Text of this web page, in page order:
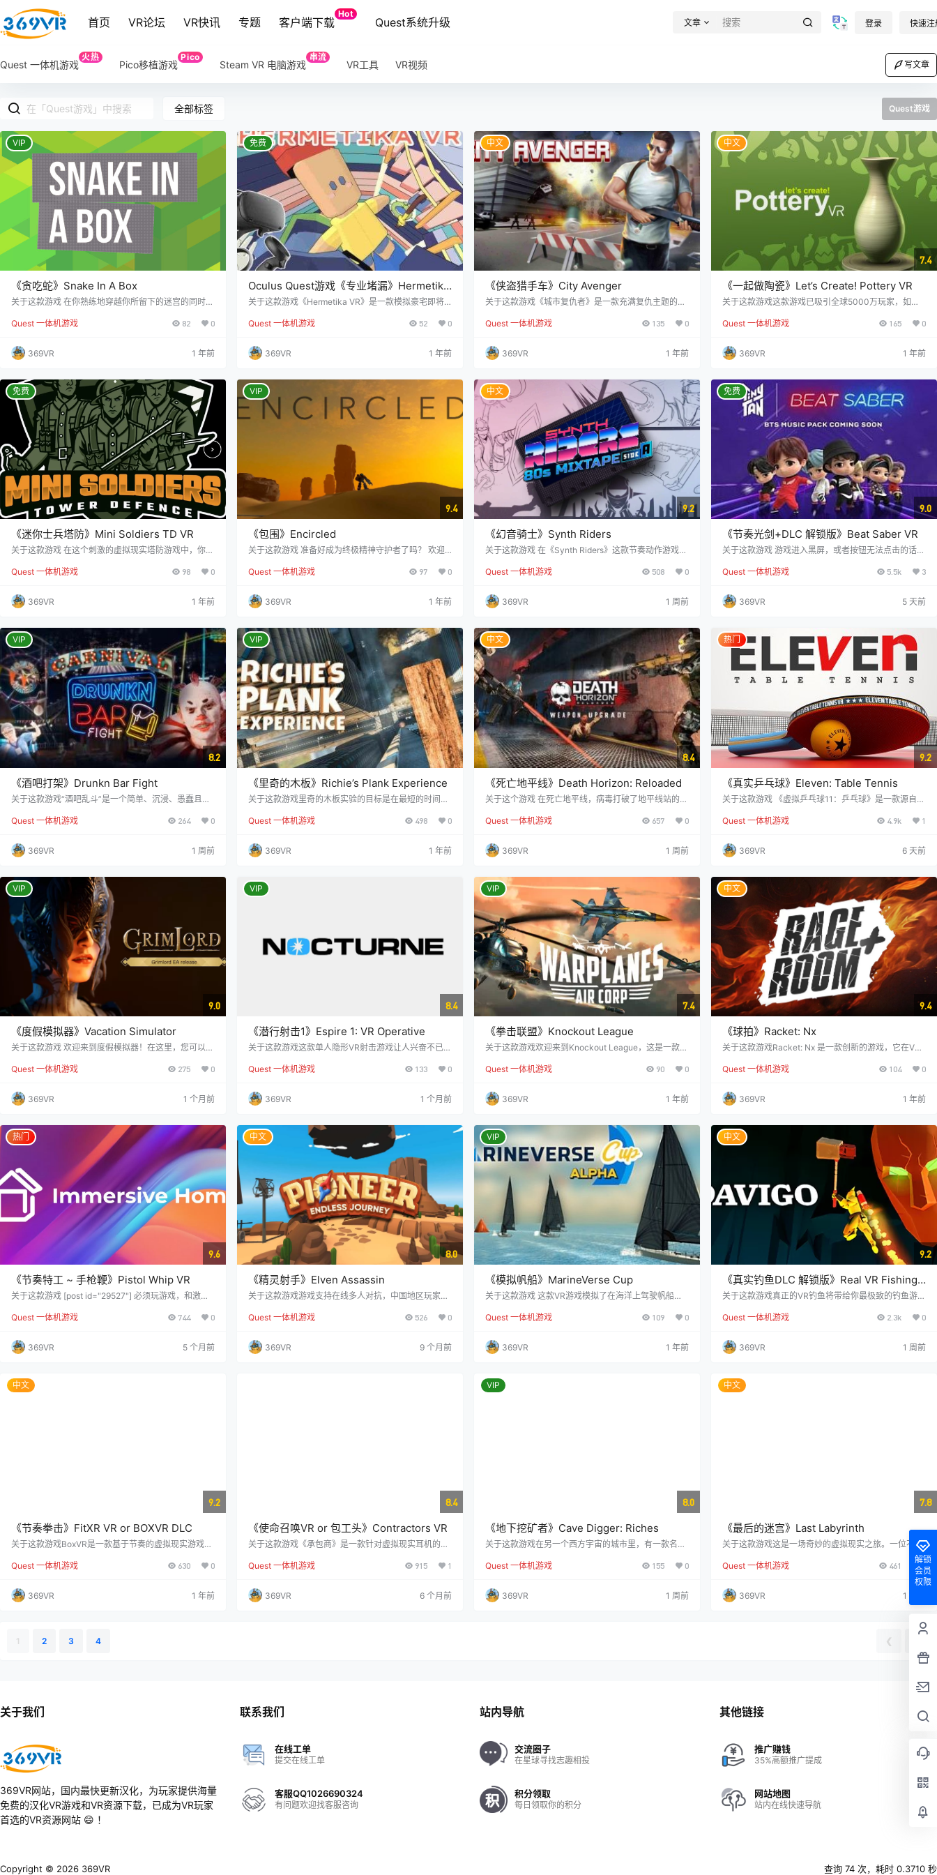
首页 VR论坛 VR快讯 专题 客户端下载
Hot
Quest系统升级 文章 登录 快速注
Quest 一体机游戏
火热
Pico移植游戏
Pico
Steam VR 电脑游戏
串流
VR工具 VR视频 写文章
全部标签 Quest游戏
VIP
《贪吃蛇》Snake In A Box
关于这款游戏 在你熟练地穿越你所留下的迷宫的同时，
转动耳机，即可探索盒子的每一个角落。同时，利用双
旋转椅上转动，或在膝盖友好的垫子上舒展四肢，享受
更舒适的体验。 这些基础的计算交互，早期的视频游戏
新审视这些经典、简洁的系统，从中发现更多类似有趣
且有用的…
Quest 一体机游戏 82 0
369VR 1 年前
免费
Oculus Quest游戏《专业堵漏》Hermetika
VR
关于这款游戏《Hermetika VR》是一款模拟豪宅即将
户，防止海水渗入。游戏充满紧张感，类似于俄罗斯方
涨…… 你需要迅速关闭所有漏水的门窗，来减缓水位的
上升，掌握各种不同的机制。随着时间的推移，每关闭
溺水的困境，抓住绳子，成功到达大楼的上层……
Quest 一体机游戏 52 0
369VR 1 年前
中文
《侠盗猎手车》City Avenger
关于这款游戏《城市复仇者》是一款充满复仇主题的VR
仇。经过十年的艰苦训练，您强势回归，策划摧毁这个
配合手柄控制角色，与黑帮和其他罪犯展开激烈战斗。
您将使用各种强力武器，包括步枪、机关枪、火箭发射
机等。游戏还支持子弹时间功能，让您在战斗中瞬间击
倒大量敌人，…
Quest 一体机游戏 135 0
369VR 1 年前
中文
7.4
《一起做陶瓷》Let’s Create! Pottery VR
关于这款游戏这款游戏已吸引全球5000万玩家，如今
名真正的陶艺师，在真实的陶艺工作室中放松心情，聆
个环节。首先选择粘土的颜色，然后在陶轮上手工塑
形。接下来，您可以发挥工匠的灵感，添加各种装饰元
颜色，或直接使用合适的预设。 您既可以参考经典艺术
杰作，也能运…
Quest 一体机游戏 165 0
369VR 1 年前
免费
《迷你士兵塔防》Mini Soldiers TD VR
关于这款游戏 在这个刺激的虚拟现实塔防游戏中，你扮
入侵的敌人。 运用你的战略技能，在敌人的路径上建造
攻击和防守。
Quest 一体机游戏 98 0
369VR 1 年前
VIP
9.4
《包围》Encircled
关于这款游戏 准备好成为终极精神守护者了吗？ 欢迎
策略和幽默氛围，为您带来环绕战略深度、无限重播性
顶尖的塔防游戏与虚拟现实技术相结合。在地图的任何
位置自由放置塔，利用不同元素类型的优势和劣势来击
局势——没错！通过引导强大的光束来摧毁敌人，改变
战局的走向。…
Quest 一体机游戏 97 0
369VR 1 年前
中文
9.2
《幻音骑士》Synth Riders
关于这款游戏 在《Synth Riders》这款节奏动作游戏
跃的多人游戏社区，让乐趣加倍！ 现在推出节日免费歌
定制曲目支持 探索音乐DLC，包含The Offspring、Mu
se和Caravan Palace等乐队的作品 支持最多10人跨平
健身手表…
Quest 一体机游戏 508 0
369VR 1 周前
免费
9.0
《节奏光剑+DLC 解锁版》Beat Saber VR
关于这款游戏 游戏进入黑屏，或者按钮无法点击的话，
节奏体验！在这个未来世界中，享受大量手工制作的关
你的军刀切割节奏，每个节奏都指示你应该使用哪把
剑，以及你应该匹配的方向。挥舞着剑，你就成为了跳
戏中。 …
Quest 一体机游戏 5.5k 3
369VR 5 天前
VIP
8.2
《酒吧打架》Drunkn Bar Fight
关于这款游戏“酒吧乱斗”是一个简单、沉浸、愚蠢且嘈
流扔瓶子、飞镖、椅子、小费罐或者任何你能找到的东
板上，或者扔向平板玻璃窗。在不必担心被送往医院、
监狱和法院的情况下，尽情挑战社会不被接受的行为。
在线多人模式，让你与朋友一起疯狂斗乐！ 预览视频 =
==…
Quest 一体机游戏 264 0
369VR 1 周前
VIP
《里奇的木板》Richie’s Plank Experience
关于这款游戏里奇的木板实验的目标是在最短的时间内
木板上时，他们会感到兴奋、膝盖软弱，手心出汗。如
式、天空写作或者在三个英雄学校中飞行的任务将会吸
引他们。如果你打算玩两个小时，那可能不适合你。但
起了情绪反应。…
Quest 一体机游戏 498 0
369VR 1 年前
中文
8.4
《死亡地平线》Death Horizon: Reloaded
关于这个游戏 在死亡地平线，病毒打破了地平线站的控
被定位，但它随时可能爆发并造成灾难，你去这个地狱
站的走廊里到处都是这些生物。 就像在舞台上一
样！！！死亡地平线移植到任务中，攀爬游戏场景和其
击、挂绳射击、用第二只手重新装枪、拔管、探测车站
难以进入的区域。…
Quest 一体机游戏 657 0
369VR 1 周前
热门
9.2
《真实乒乓球》Eleven: Table Tennis
关于这款游戏 《虚拟乒乓球11：乒乓球》是一款源自P
是终极乒乓球模拟器，您可以与来自世界各地的对手一
我们对创造世界上最逼真的VR乒乓球模拟游戏充满热
情。经过我们杰出社区无数小时的努力和支持，我们相
用高级人工智能进行练习，我们的物理设计与真实…
Quest 一体机游戏 4.9k 1
369VR 6 天前
VIP
9.0
《度假模拟器》Vacation Simulator
关于这款游戏 欢迎来到度假模拟器！在这里，您可以抛
假期。放下繁忙的工作，准备好在水中放松，品尝各种
括： 前往顶级度假目的地，放松身心，在度假岛上创造
美好回忆！ 定制您的虚拟自我，留下完美的自拍瞬间！
假场所，尽情享受无忧无虑的娱乐！ 在清澈的水中尽情
玩耍…
Quest 一体机游戏 275 0
369VR 1 个月前
VIP
8.4
《潜行射击1》Espire 1: VR Operative
关于这款游戏这款单人隐形VR射击游戏让人兴奋不已！
前所未有的虚拟现实沉浸感完美结合，是标准的虚拟现
使您成为终极超级间谍，在您自己最先进的“控制剧场”
中舒适地驾驶Espire Model 1操作员。除了一个引人入
游戏的趣味性。 其主要特点包括： 终极VR…
Quest 一体机游戏 133 0
369VR 1 个月前
VIP
7.4
《拳击联盟》Knockout League
关于这款游戏欢迎来到Knockout League，这是一款专
你需要避开燃烧的上击，阻止扫掠的触角攻击，并利用
如聚焦手套或单反巷，训练大量出汗，提高你的技能水
平。 你将扮演一系列疯狂的角色，包括疯狂的科学家和
戏玩法。挑战他们，击败他们，最终成为淘汰赛的…
Quest 一体机游戏 90 0
369VR 1 年前
中文
9.4
《球拍》Racket: Nx
关于这款游戏Racket: Nx 是一款创新的游戏，它在VR
大的玻璃穹顶内，穹顶的墙壁上点亮了您需要用球击碎
壁，滚过并摧毁沿途的一切！ 使用球拍的牵引梁将球拍
拉回，或者简单地将下一次击球对准您想要的位置。 快
种单人模式– 玩手工制作的关卡或无尽的跑步者…
Quest 一体机游戏 104 0
369VR 1 年前
热门
9.6
《节奏特工 ~ 手枪鞭》Pistol Whip VR
关于这款游戏 [post id="29527"] 必须玩游戏，和激光
动节奏与音乐演奏的流畅状态能量相匹配。 创造节奏，
挑战技能。 从银行抢劫到机器人起义，再到疯狂的手工
场景梦想，每一个场景都是为音乐而设计的。 游戏特点
Quest 一体机游戏 744 0
369VR 5 个月前
中文
8.0
《精灵射手》Elven Assassin
关于这款游戏游戏支持在线多人对抗，中国地区玩家可
音通信。 《精灵刺客与精灵射手》是一款塔防动作游
击的邪恶军团。游戏提供多人和单人模式，但单人游戏
在后期难度较大，因为只有一名弓箭手，攻击速度有
Quest 一体机游戏 526 0
369VR 9 个月前
VIP
《模拟帆船》MarineVerse Cup
关于这款游戏 这款VR游戏模拟了在海洋上驾驶帆船的
赛，为来自世界各地的玩家提供了参加多人游艇比赛的
终击败其他选手并取得胜利。 预览视频 [external_vide
o]https://steamcdn-a.akamaihd.net/steam/apps/256
Quest 一体机游戏 109 0
369VR 1 年前
中文
9.2
《真实钓鱼DLC 解锁版》Real VR Fishing
DLC
关于这款游戏真正的VR钓鱼将带给你最极致的钓鱼游戏
情垂钓，而游戏引擎则精心打造了逼真的钓鱼场景，让
出！ 在这里，你可以以你自己的方式垂钓！无论是静态
轻松地垂钓，还是积极地使用诱饵钓鱼，增加水深，完
身于如画般逼…
Quest 一体机游戏 2.3k 0
369VR 1 周前
中文
9.2
《节奏拳击》FitXR VR or BOXVR DLC
关于这款游戏BoxVR是一款基于节奏的虚拟现实游戏，
乏味的健身模式 超过20小时的有趣运动，由顶级健身
适合所有人。 随时练习 无论您的健身水平如何，您都
可以戴上VR头盔，在BoxVR中尽情沉浸，几乎可以在
Quest 一体机游戏 630 0
369VR 1 年前
8.4
《使命召唤VR or 包工头》Contractors VR
关于这款游戏《承包商》是一款针对虚拟现实耳机的具
以利用基本控制、致命武器、可定制的负载和密集的火
可在国内直接登陆。 玩家需要在广泛而多样的地图上战
斗，他们可以选择像陀螺仪一样呆在原地，等待队友领
Quest 一体机游戏 915 1
369VR 6 个月前
VIP
8.0
《地下挖矿者》Cave Digger: Riches
关于这款游戏在另一个西方宇宙的城市里，有一款名为
的刺激体验。玩家可以利用商店里各种奇特的工具和设
里，只有诚实和坚强的人才能获得成功！用你的锄头开
采吧！当你回到地面时，你可以提升自己的技能，改进
Quest 一体机游戏 155 0
369VR 1 周前
中文
7.8
《最后的迷宫》Last Labyrinth
关于这款游戏这是一场奇妙的虚拟现实之旅。一位不会
说这种语言的女孩逃离了神秘的海洋馆... 与卡蒂亚一同
体验这段奇妙的旅程，她是一个无法用语言交流的神秘
女孩。斯蒂芬妮·乔斯滕曾为《合金装备5：幻痛》中的
角色“安静”配音，她也为卡蒂亚配音。菊田裕木为该作
品创作了音乐，他曾参与制作《圣剑传奇2》和《灵魂
并有几个独特的游戏结局。与卡蒂亚一起探索虚拟现实
Quest 一体机游戏 461 1
369VR 1 年前
1 2 3 4 ❮
解锁
会员
权限
关于我们
369VR网站，国内最快更新汉化，为玩家提供海量
免费的汉化VR游戏和VR资源下载，已成为VR玩家
首选的VR资源网站 😄 ！
联系我们
在线工单
提交在线工单
客服QQ1026690324
有问题欢迎找客服咨询
站内导航
交流圈子
在星球寻找志趣相投
积分领取
每日领取你的积分
其他链接
推广赚钱
35%高额推广提成
网站地图
站内在线快速导航
Copyright © 2026 369VR 查询 74 次，耗时 0.3710 秒